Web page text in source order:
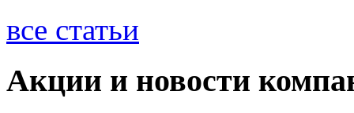
все статьи
Акции и новости